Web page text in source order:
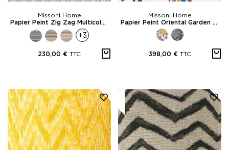
Missoni Home
Papier Peint Zig Zag Multicolore
+3
230,00 € TTC
Missoni Home
Papier Peint Oriental Garden Ricamo
398,00 € TTC